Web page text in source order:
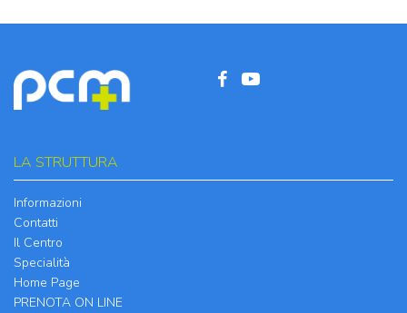
LA STRUTTURA
Informazioni
Contatti
Il Centro
Specialità
Home Page
PRENOTA ON LINE